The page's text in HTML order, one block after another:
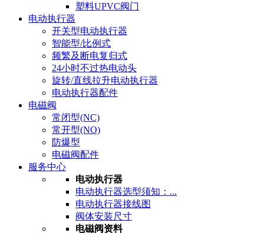
塑料UPVC阀门
电动执行器
开关型电动执行器
智能型/比例式
频繁及断电复归式
24小时不过热电动头
旋转/直线拉升电动执行器
电动执行器配件
电磁阀
常闭型(NC)
常开型(NO)
防爆型
电磁阀配件
服务中心
电动执行器
电动执行器选型须知：...
电动执行器接线图
阀体安装尺寸
电磁阀资料